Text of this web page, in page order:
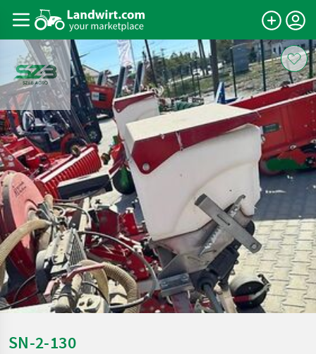
SN-2-130